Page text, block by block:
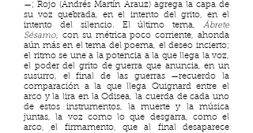
—; Rojo (Andrés Martín Arauz) agrega la capa de
su voz quebrada, en el intento del grito, en el
intento del silencio. El último tema, Ábrete
Sésamo, con su métrica poco corriente, ahonda
aún más en el tema del poema, el deseo incierto;
el ritmo se une a la potencia a la que llega la voz,
el poder del grito de guerra que anuncia, en un
susurro, el final de las guerras —recuerdo la
comparación a la que llega Quignard entre el
arco y la lira en la Odisea, la cuerda de cada uno
de estos instrumentos, la muerte y la música
juntas, la voz como lo que desgarra, como el
arco, el firmamento, que al final desaparece